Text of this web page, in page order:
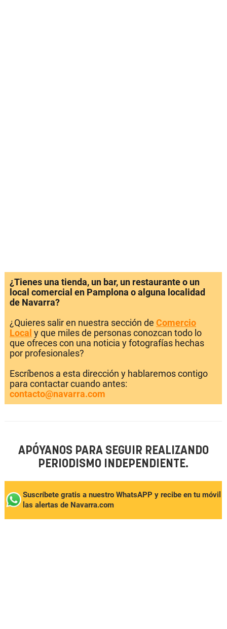
¿Tienes una tienda, un bar, un restaurante o un
local comercial en Pamplona o alguna localidad
de Navarra?
¿Quieres salir en nuestra sección de Comercio
Local y que miles de personas conozcan todo lo
que ofreces con una noticia y fotografías hechas
por profesionales?
Escríbenos a esta dirección y hablaremos contigo
para contactar cuando antes:
contacto@navarra.com
APÓYANOS PARA SEGUIR REALIZANDO
PERIODISMO INDEPENDIENTE.
Suscríbete gratis a nuestro WhatsAPP y recibe en tu móvil
las alertas de Navarra.com